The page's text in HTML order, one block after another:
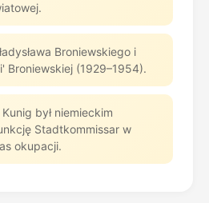
Broniewskiego i
Broniewskiej (1929–1954).
był niemieckim
Stadtkommissar w
okupacji.